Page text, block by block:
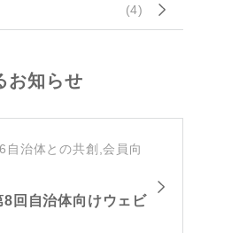
(4)
お知らせ
自治体との共創,会員向
8回自治体向けウェビ